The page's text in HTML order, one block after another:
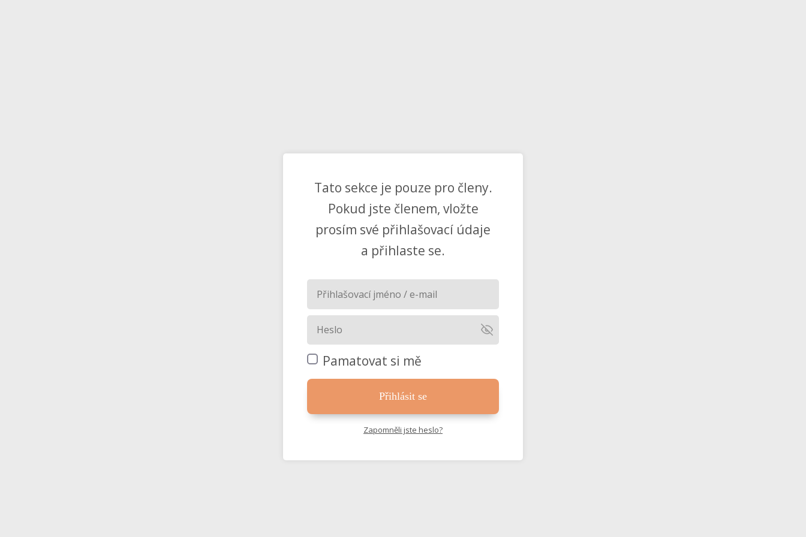
Tato sekce je pouze pro členy.
Pokud jste členem, vložte
prosím své přihlašovací údaje
a přihlaste se.
Pamatovat si mě
Přihlásit se
Zapomněli jste heslo?